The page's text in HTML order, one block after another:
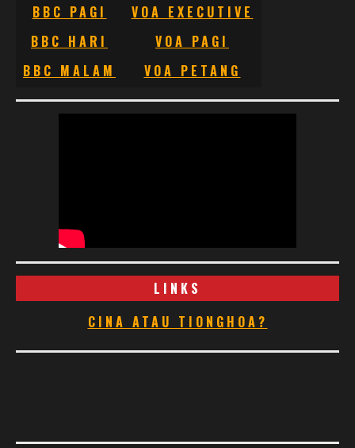
BBC PAGI
VOA EXECUTIVE
BBC HARI
VOA PAGI
BBC MALAM
VOA PETANG
LINKS
CINA ATAU TIONGHOA?